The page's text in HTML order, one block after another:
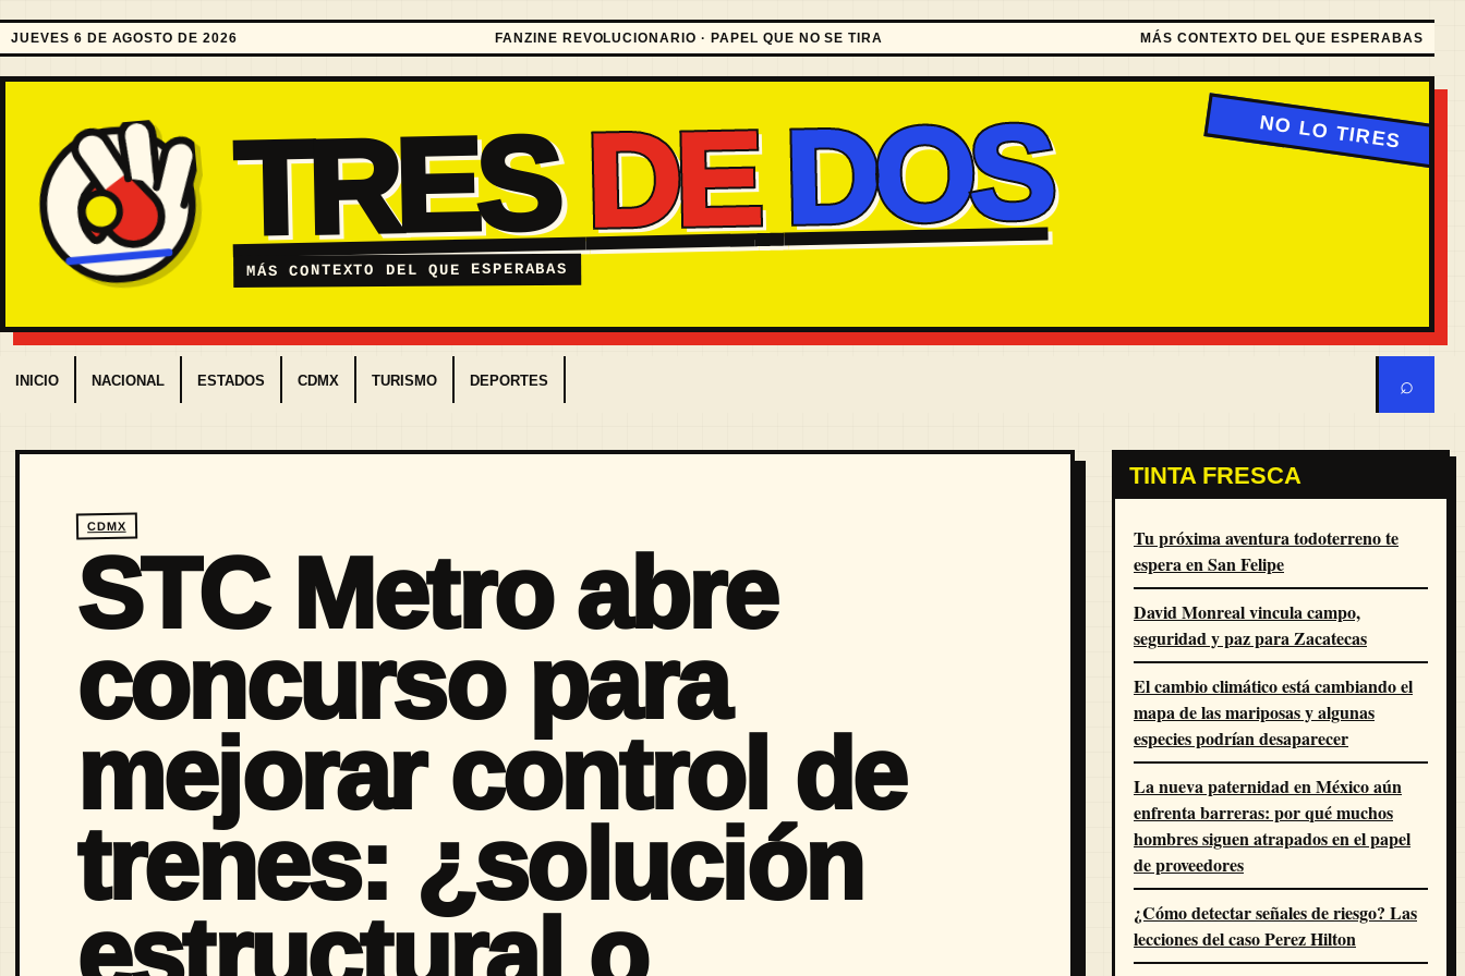
JUEVES 6 DE AGOSTO DE 2026 FANZINE REVOLUCIONARIO · PAPEL QUE NO SE TIRA MÁS CONTEXTO DEL QUE ESPERABAS
TRESDE DOS
MÁS CONTEXTO DEL QUE ESPERABAS
INICIO NACIONAL ESTADOS CDMX TURISMO DEPORTES ⌕
CDMX
STC Metro abre
concurso para
mejorar control de
trenes: ¿solución
TINTA FRESCA
Tu próxima aventura todoterreno te
espera en San Felipe
David Monreal vincula campo,
seguridad y paz para Zacatecas
El cambio climático está cambiando el
mapa de las mariposas y algunas
especies podrían desaparecer
La nueva paternidad en México aún
enfrenta barreras: por qué muchos
hombres siguen atrapados en el papel
de proveedores
¿Cómo detectar señales de riesgo? Las
lecciones del caso Perez Hilton